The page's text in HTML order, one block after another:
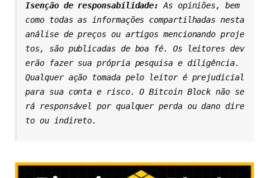
Isenção de responsabilidade: As opiniões, bem
como todas as informações compartilhadas nesta
análise de preços ou artigos mencionando proje
tos, são publicadas de boa fé. Os leitores dev
erão fazer sua própria pesquisa e diligência.
Qualquer ação tomada pelo leitor é prejudicial
para sua conta e risco. O Bitcoin Block não se
rá responsável por qualquer perda ou dano dire
to ou indireto.